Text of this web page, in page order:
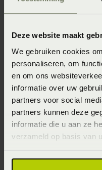
Deze website maakt
We gebruiken cookies
personaliseren, om
en om ons
informatie over uw
partners voor social
partners kunnen deze
informatie die u aan ze
verzameld op basis van
Buikslapen
Fysiek gezien is op de
de nek gedraaid ligt om